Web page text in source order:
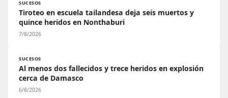
SUCESOS
Tiroteo en escuela tailandesa deja seis muertos y
quince heridos en Nonthaburi
7/8/2026
SUCESOS
Al menos dos fallecidos y trece heridos en explosión
cerca de Damasco
6/8/2026